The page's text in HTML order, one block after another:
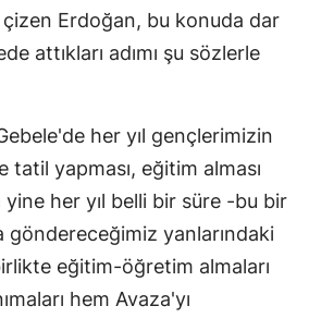
çizen Erdoğan, bu konuda dar
attıkları adımı şu sözlerle
her yıl gençlerimizin
tatil yapması, eğitim alması
her yıl belli bir süre -bu bir
göndereceğimiz yanlarındaki
eğitim-öğretim almaları
hem Avaza'yı